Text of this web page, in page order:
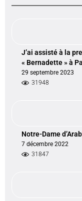
J’ai assisté à la
« Bernadette » à
29 septembre 2023
31948
Notre-Dame
7 décembre 2022
31847